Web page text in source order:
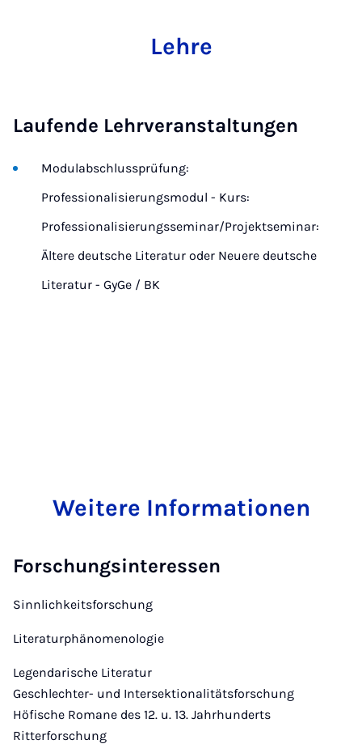
Lehre
Laufende Lehrveranstaltungen
Modulabschlussprüfung:
Professionalisierungsmodul - Kurs:
Professionalisierungsseminar/Projektseminar:
Ältere deutsche Literatur oder Neuere deutsche
Literatur - GyGe / BK
Weitere Informationen
Forschungsinteressen
Sinnlichkeitsforschung
Literaturphänomenologie
Legendarische Literatur
Geschlechter- und Intersektionalitätsforschung
Höfische Romane des 12. u. 13. Jahrhunderts
Ritterforschung